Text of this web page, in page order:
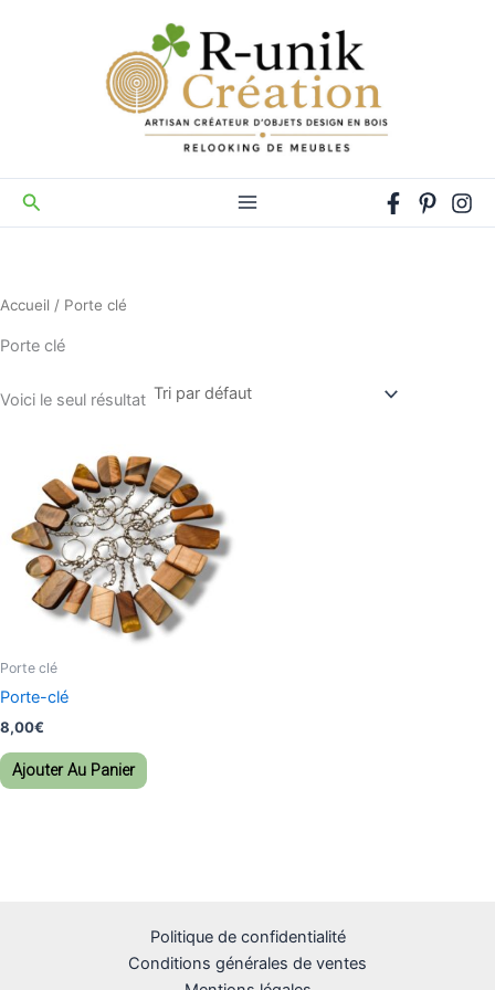
Rechercher
Accueil / Porte clé
Porte clé
Voici le seul résultat
Porte clé
Porte-clé
8,00€
Ajouter Au Panier
Politique de confidentialité
Conditions générales de ventes